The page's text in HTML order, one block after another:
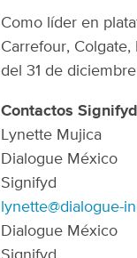
Como líder en
Carrefour,
del 31 de
Contactos Signifyd
Lynette Mujica
Dialogue México
Signifyd
lynette@dialogue-
Dialogue México